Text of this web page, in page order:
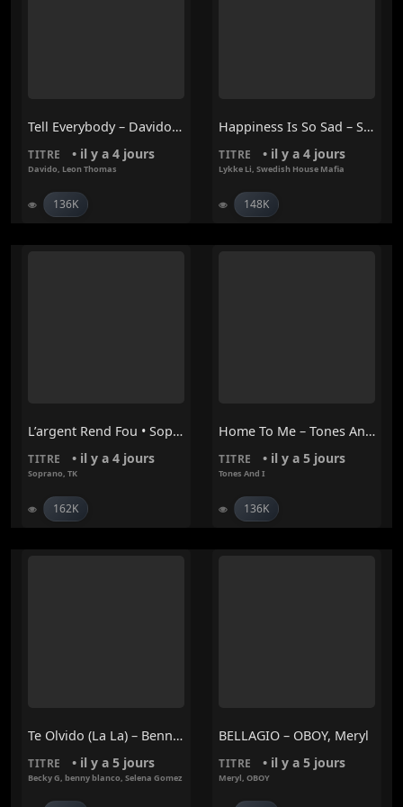
Tell Everybody – Davido, Leon Thomas
TITRE • il y a 4 jours
Davido, Leon Thomas
136K
Happiness Is So Sad – Swedish House Mafia, Lykke Li
TITRE • il y a 4 jours
Lykke Li, Swedish House Mafia
148K
L’argent Rend Fou • Soprano, TK
TITRE • il y a 4 jours
Soprano, TK
162K
Home To Me – Tones And I
TITRE • il y a 5 jours
Tones And I
136K
Te Olvido (La La) – Benny Blanco, Selena Gomez, Becky G
TITRE • il y a 5 jours
Becky G, benny blanco, Selena Gomez
BELLAGIO – OBOY, Meryl
TITRE • il y a 5 jours
Meryl, OBOY